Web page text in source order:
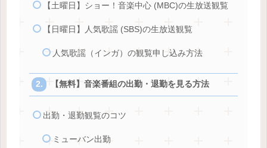
【土曜日】ショー！音楽中心 (MBC)の生放送観覧
【日曜日】人気歌謡 (SBS)の生放送観覧
人気歌謡（インガ）の観覧申し込み方法
【無料】音楽番組の出勤・退勤を見る方法
出勤・退勤観覧のコツ
ミューバン出勤